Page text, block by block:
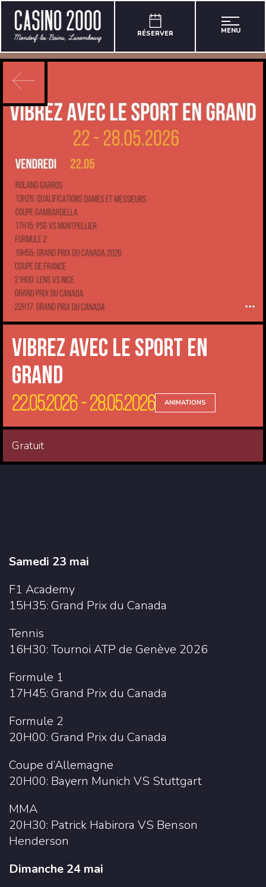
RÉSERVER MENU
Vibrez avec le sport en
Grand
22.05.2026 - 28.05.2026 ANIMATIONS
Gratuit
Samedi 23 mai
F1 Academy
15H35: Grand Prix du Canada
Tennis
16H30: Tournoi ATP de Genève 2026
Formule 1
17H45: Grand Prix du Canada
Formule 2
20H00: Grand Prix du Canada
Coupe d’Allemagne
20H00: Bayern Munich VS Stuttgart
MMA
20H30: Patrick Habirora VS Benson
Henderson
Dimanche 24 mai